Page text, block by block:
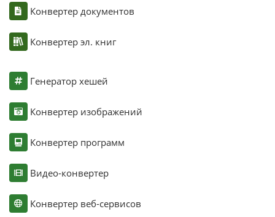
Конвертер документов
Конвертер эл. книг
Генератор хешей
Конвертер изображений
Конвертер программ
Видео-конвертер
Конвертер веб-сервисов